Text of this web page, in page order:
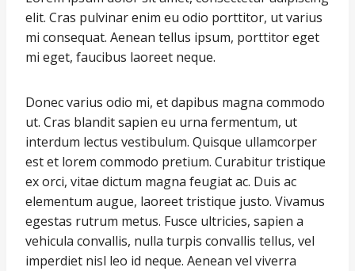
elit. Cras pulvinar enim eu odio porttitor, ut varius
mi consequat. Aenean tellus ipsum, porttitor eget
mi eget, faucibus laoreet neque.
Donec varius odio mi, et dapibus magna commodo
ut. Cras blandit sapien eu urna fermentum, ut
interdum lectus vestibulum. Quisque ullamcorper
est et lorem commodo pretium. Curabitur tristique
ex orci, vitae dictum magna feugiat ac. Duis ac
elementum augue, laoreet tristique justo. Vivamus
egestas rutrum metus. Fusce ultricies, sapien a
vehicula convallis, nulla turpis convallis tellus, vel
imperdiet nisl leo id neque. Aenean vel viverra